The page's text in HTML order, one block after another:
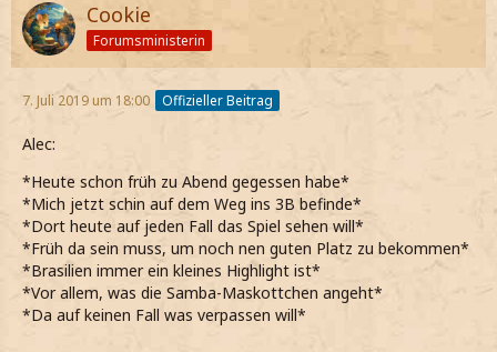
Cookie
Forumsministerin
7. Juli 2019 um 18:00 Offizieller Beitrag
Alec:
*Heute schon früh zu Abend gegessen habe*
*Mich jetzt schin auf dem Weg ins 3B befinde*
*Dort heute auf jeden Fall das Spiel sehen will*
*Früh da sein muss, um noch nen guten Platz zu bekommen*
*Brasilien immer ein kleines Highlight ist*
*Vor allem, was die Samba-Maskottchen angeht*
*Da auf keinen Fall was verpassen will*